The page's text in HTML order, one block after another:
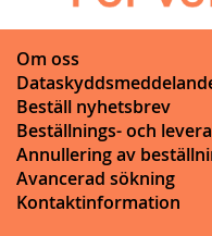
Om oss
Beställ nyhetsbrev
Beställnings- och
Annullering av
Avancerad sökning
Kontaktinformation